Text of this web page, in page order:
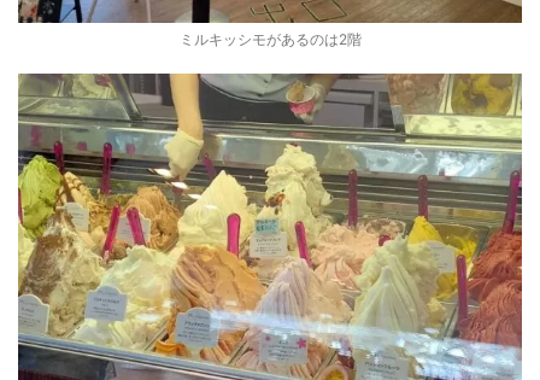
ミルキッシモがあるのは2階